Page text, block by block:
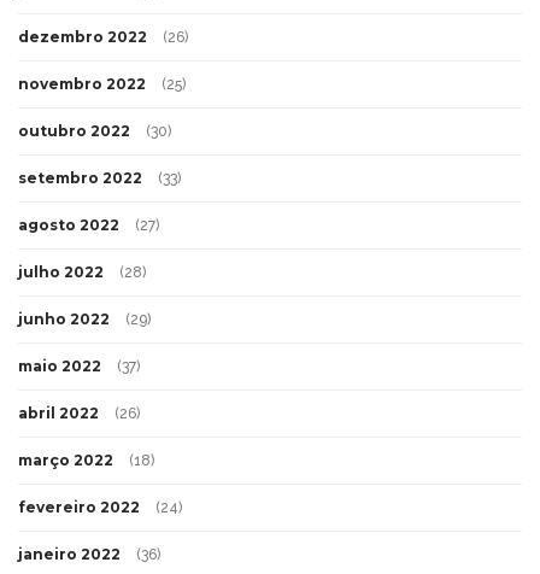
dezembro 2022 (26)
novembro 2022 (25)
outubro 2022 (30)
setembro 2022 (33)
agosto 2022 (27)
julho 2022 (28)
junho 2022 (29)
maio 2022 (37)
abril 2022 (26)
março 2022 (18)
fevereiro 2022 (24)
janeiro 2022 (36)